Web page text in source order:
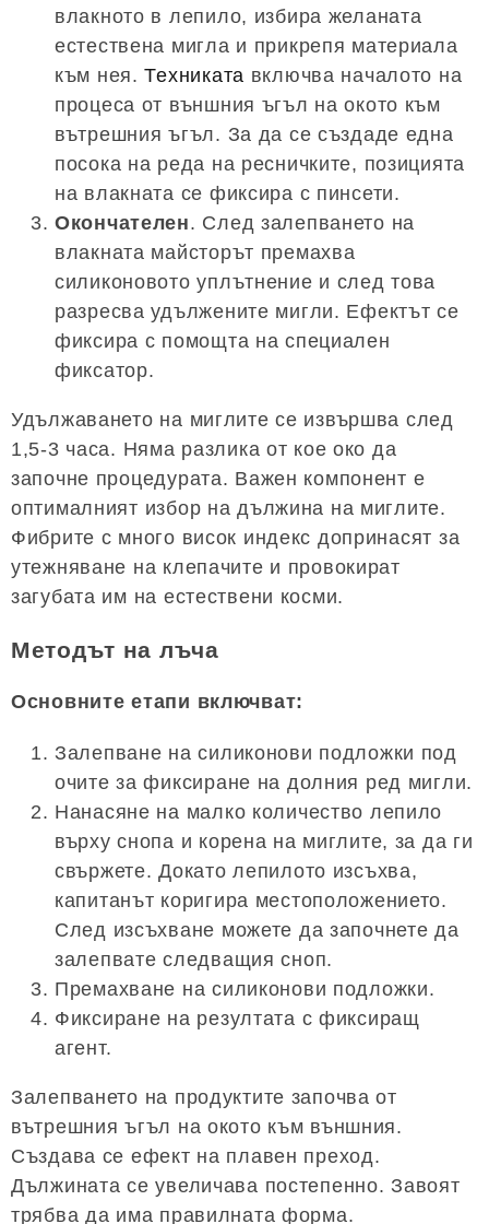
влакното в лепило, избира желаната
естествена мигла и прикрепя материала
към нея.Техниката включва началото на
процеса от външния ъгъл на окото към
вътрешния ъгъл. За да се създаде една
посока на реда на ресничките, позицията
на влакната се фиксира с пинсети.
Окончателен. След залепването на
влакната майсторът премахва
силиконовото уплътнение и след това
разресва удължените мигли. Ефектът се
фиксира с помощта на специален
фиксатор.
Удължаването на миглите се извършва след
1,5-3 часа. Няма разлика от кое око да
започне процедурата. Важен компонент е
оптималният избор на дължина на миглите.
Фибрите с много висок индекс допринасят за
утежняване на клепачите и провокират
загубата им на естествени косми.
Методът на лъча
Основните етапи включват:
Залепване на силиконови подложки под
очите за фиксиране на долния ред мигли.
Нанасяне на малко количество лепило
върху снопа и корена на миглите, за да ги
свържете. Докато лепилото изсъхва,
капитанът коригира местоположението.
След изсъхване можете да започнете да
залепвате следващия сноп.
Премахване на силиконови подложки.
Фиксиране на резултата с фиксиращ
агент.
Залепването на продуктите започва от
вътрешния ъгъл на окото към външния.
Създава се ефект на плавен преход.
Дължината се увеличава постепенно. Завоят
трябва да има правилната форма.